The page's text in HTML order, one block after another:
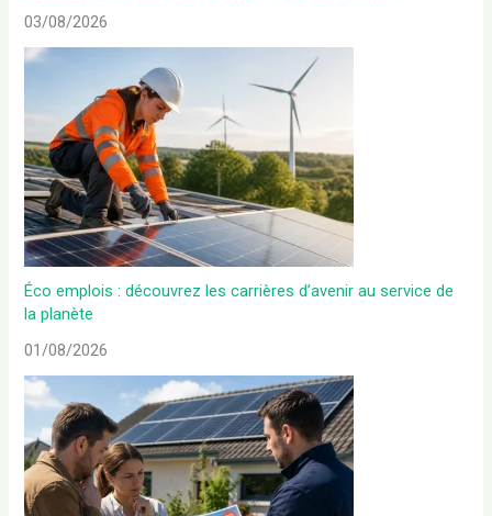
03/08/2026
Éco emplois : découvrez les carrières d’avenir au service de
la planète
01/08/2026